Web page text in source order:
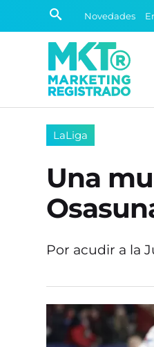
Novedades
LaLiga
Una
Por acudir a la